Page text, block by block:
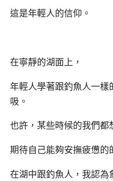
這是年輕人的信仰。
在寧靜的湖面上，
年輕人學著跟釣魚人一樣
吸。
也許，某些時候的我們都
期待自己能夠安撫疲憊的
在湖中跟釣魚人，我認為